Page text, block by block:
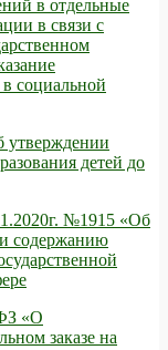
в отдельные
в связи с
социальной
утверждении
детей до
№1915 «Об
содержанию
«О
заказе на